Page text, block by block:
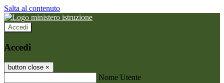
Salta al contenuto
Accedi
Accedi
button close ×
Nome Utente